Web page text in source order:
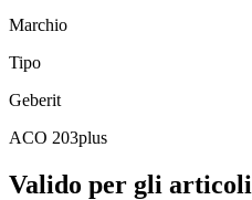
Marchio
Tipo
Geberit
ACO 203plus
Valido per gli articoli